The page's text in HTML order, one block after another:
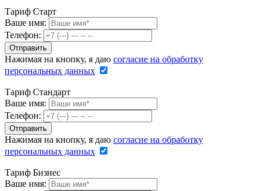
Тариф Старт
Ваше имя:
Телефон:
Нажимая на кнопку, я даю согласие на обработку
персональных данных
Тариф Стандарт
Ваше имя:
Телефон:
Нажимая на кнопку, я даю согласие на обработку
персональных данных
Тариф Бизнес
Ваше имя: